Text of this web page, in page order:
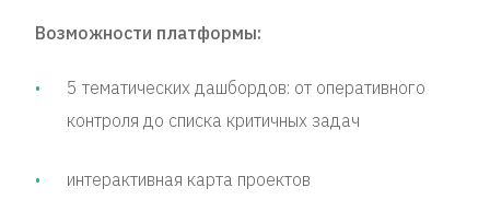
Возможности платформы:
5 тематических дашбордов: от оперативного
контроля до списка критичных задач
интерактивная карта проектов